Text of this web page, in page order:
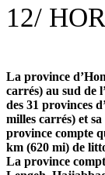
12/
La province
carrés) au sud de
des 31 provinces
milles carrés) et
province compte
km (620 mi) de
La province